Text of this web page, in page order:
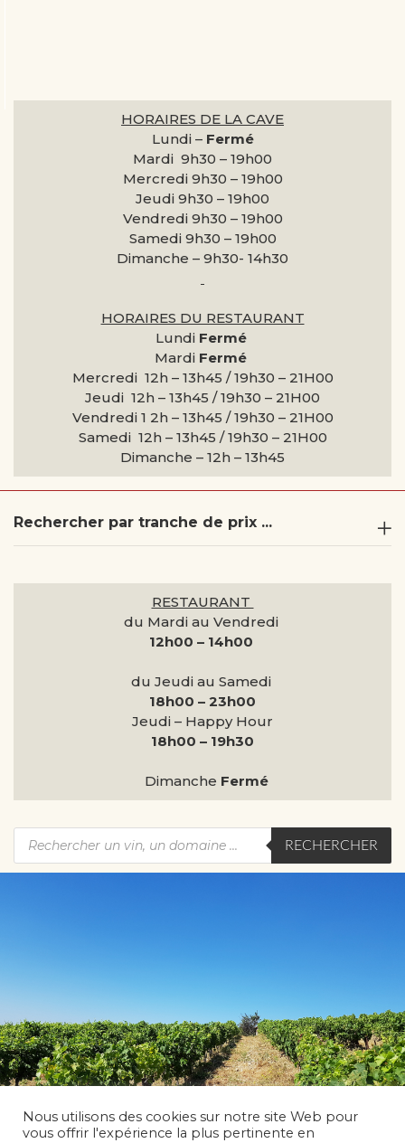
HORAIRES DE LA CAVE
Lundi – Fermé
Mardi 9h30 – 19h00
Mercredi 9h30 – 19h00
Jeudi 9h30 – 19h00
Vendredi 9h30 – 19h00
Samedi 9h30 – 19h00
Dimanche – 9h30- 14h30
HORAIRES DU RESTAURANT
Lundi Fermé
Mardi Fermé
Mercredi 12h – 13h45 / 19h30 – 21H00
Jeudi 12h – 13h45 / 19h30 – 21H00
Vendredi 1 2h – 13h45 / 19h30 – 21H00
Samedi 12h – 13h45 / 19h30 – 21H00
Dimanche – 12h – 13h45
Rechercher par tranche de prix ...
RESTAURANT
du Mardi au Vendredi
12h00 – 14h00
du Jeudi au Samedi
18h00 – 23h00
Jeudi – Happy Hour
18h00 – 19h30
Dimanche Fermé
RECHERCHER
Nous utilisons des cookies sur notre site Web pour
vous offrir l'expérience la plus pertinente en